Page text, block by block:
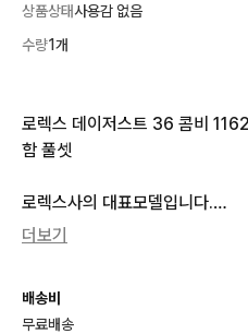
상품상태사용감 없음
수량1개
로렉스 데이저스트 36 콤비
함 풀셋
로렉스사의 대표모델입니다.
종이 보증서 입니다.
더보기
배송비
무료배송